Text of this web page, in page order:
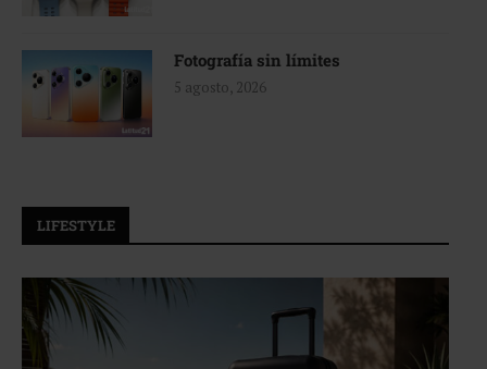
Fotografía sin límites
5 agosto, 2026
LIFESTYLE